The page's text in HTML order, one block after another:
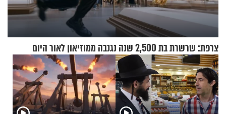
צרפת: שרשרת בת 2,500 שנה נגנבה ממוזיאון לאור היום